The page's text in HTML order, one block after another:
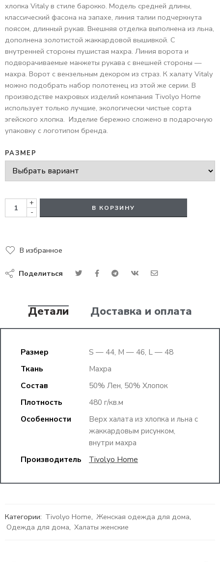
хлопка Vitaly в стиле барокко. Модель средней длины,
классический фасона на запахе, линия талии подчеркнута
поясом, длинный рукав. Внешняя отделка выполнена из льна,
дополнена золотистой жаккардовой вышивкой. С
внутренней стороны пушистая махра. Линия ворота и
подворачиваемые манжеты рукава с внешней стороны —
махра. Ворот с вензельным декором из страз. К халату Vitaly
можно подобрать набор полотенец из этой же серии. В
производстве махровых изделий компания Tivolyo Home
использует только лучшие, экологически чистые сорта
эгейского хлопка. Изделие бережно сложено в подарочную
упаковку с логотипом бренда.
РАЗМЕР
+
-
В КОРЗИНУ
В избранное
Поделиться
Детали Доставка и оплата
Размер
S — 44, M — 46, L — 48
Ткань
Махра
Состав
50% Лен, 50% Хлопок
Плотность
480 г/кв.м
Особенности
Верх халата из хлопка и льна с
жаккардовым рисунком,
внутри махра
Производитель
Tivolyo Home
Категории: Tivolyo Home, Женская одежда для дома,
Одежда для дома, Халаты женские